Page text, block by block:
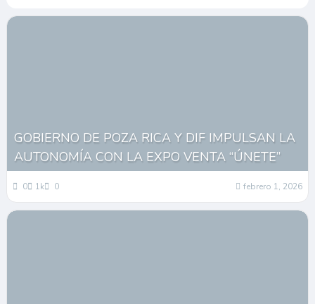
GOBIERNO DE POZA RICA Y DIF IMPULSAN LA
AUTONOMÍA CON LA EXPO VENTA “ÚNETE”
0 1k 0 febrero 1, 2026